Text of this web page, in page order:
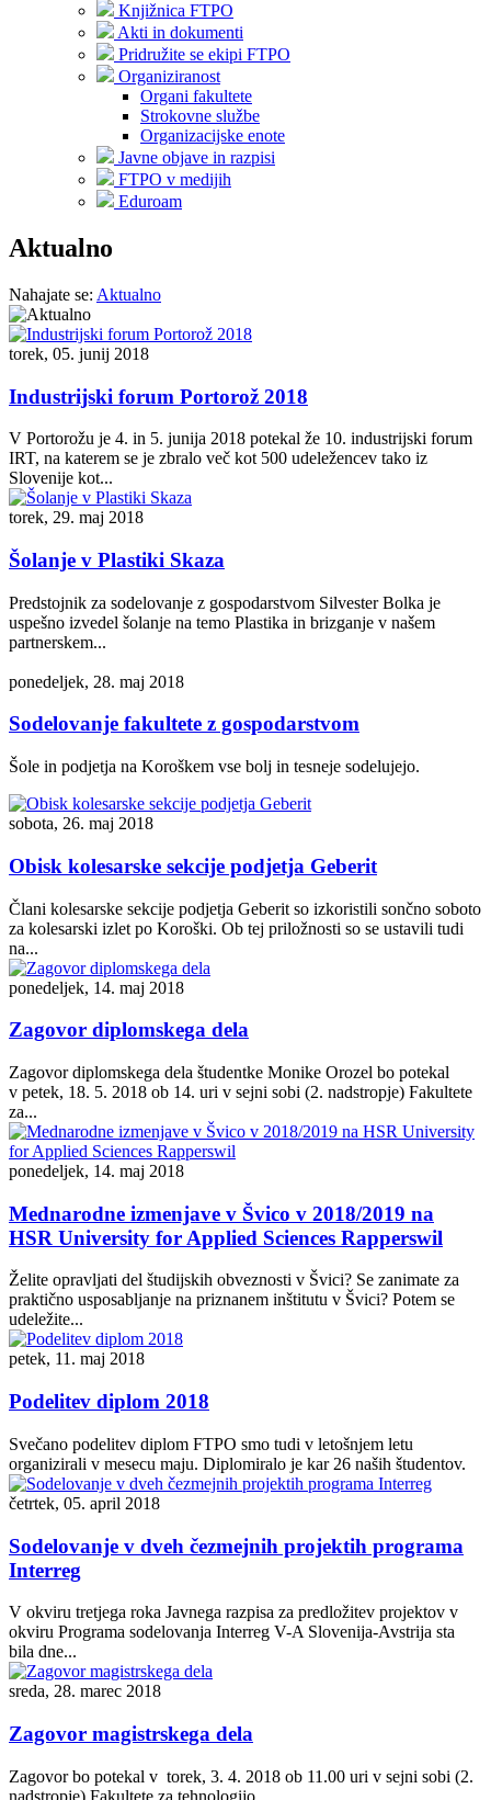
Knjižnica FTPO
Akti in dokumenti
Pridružite se ekipi FTPO
Organiziranost
Organi fakultete
Strokovne službe
Organizacijske enote
Javne objave in razpisi
FTPO v medijih
Eduroam
Aktualno
Nahajate se: Aktualno
torek, 05. junij 2018
Industrijski forum Portorož 2018
V Portorožu je 4. in 5. junija 2018 potekal že 10. industrijski forum
IRT, na katerem se je zbralo več kot 500 udeležencev tako iz
Slovenije kot...
torek, 29. maj 2018
Šolanje v Plastiki Skaza
Predstojnik za sodelovanje z gospodarstvom Silvester Bolka je
uspešno izvedel šolanje na temo Plastika in brizganje v našem
partnerskem...
ponedeljek, 28. maj 2018
Sodelovanje fakultete z gospodarstvom
Šole in podjetja na Koroškem vse bolj in tesneje sodelujejo.
sobota, 26. maj 2018
Obisk kolesarske sekcije podjetja Geberit
Člani kolesarske sekcije podjetja Geberit so izkoristili sončno soboto
za kolesarski izlet po Koroški. Ob tej priložnosti so se ustavili tudi
na...
ponedeljek, 14. maj 2018
Zagovor diplomskega dela
Zagovor diplomskega dela študentke Monike Orozel bo potekal
v petek, 18. 5. 2018 ob 14. uri v sejni sobi (2. nadstropje) Fakultete
za...
ponedeljek, 14. maj 2018
Mednarodne izmenjave v Švico v 2018/2019 na
HSR University for Applied Sciences Rapperswil
Želite opravljati del študijskih obveznosti v Švici? Se zanimate za
praktično usposabljanje na priznanem inštitutu v Švici? Potem se
udeležite...
petek, 11. maj 2018
Podelitev diplom 2018
Svečano podelitev diplom FTPO smo tudi v letošnjem letu
organizirali v mesecu maju. Diplomiralo je kar 26 naših študentov.
četrtek, 05. april 2018
Sodelovanje v dveh čezmejnih projektih programa
Interreg
V okviru tretjega roka Javnega razpisa za predložitev projektov v
okviru Programa sodelovanja Interreg V-A Slovenija-Avstrija sta
bila dne...
sreda, 28. marec 2018
Zagovor magistrskega dela
Zagovor bo potekal v torek, 3. 4. 2018 ob 11.00 uri v sejni sobi (2.
nadstropje) Fakultete za tehnologijo...